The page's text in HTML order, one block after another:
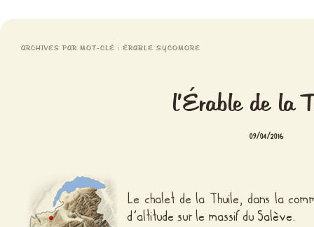
ARCHIVES PAR MOT-CLÉ : ÉRABLE SYCOMORE
l’Érable de la
09/04/2016
Le chalet de la Thuile, dans la
d’altitude sur le massif duSalève.